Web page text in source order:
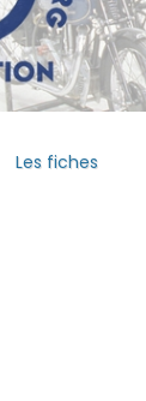
Les fiches